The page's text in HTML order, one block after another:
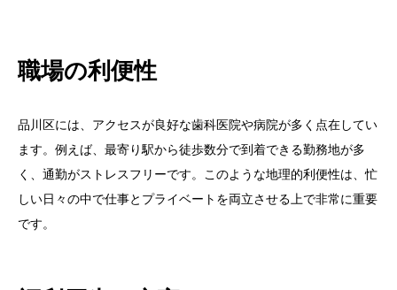
職場の利便性
品川区には、アクセスが良好な歯科医院や病院が多く点在してい
ます。例えば、最寄り駅から徒歩数分で到着できる勤務地が多
く、通勤がストレスフリーです。このような地理的利便性は、忙
しい日々の中で仕事とプライベートを両立させる上で非常に重要
です。